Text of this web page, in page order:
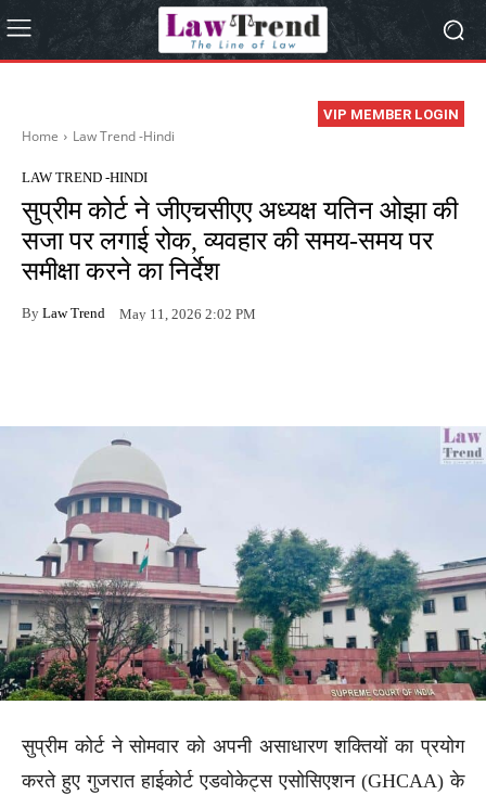
VIP MEMBER LOGIN
Home Law Trend -Hindi
LAW TREND -HINDI
सुप्रीम कोर्ट ने जीएचसीएए अध्यक्ष यतिन ओझा की
सजा पर लगाई रोक, व्यवहार की समय-समय पर
समीक्षा करने का निर्देश
By Law Trend May 11, 2026 2:02 PM
सुप्रीम कोर्ट ने सोमवार को अपनी असाधारण शक्तियों का प्रयोग
करते हुए गुजरात हाईकोर्ट एडवोकेट्स एसोसिएशन (GHCAA) के